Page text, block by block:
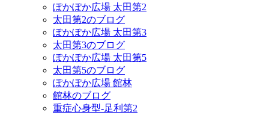
ぽかぽか広場 太田第2
太田第2のブログ
ぽかぽか広場 太田第3
太田第3のブログ
ぽかぽか広場 太田第5
太田第5のブログ
ぽかぽか広場 館林
館林のブログ
重症心身型-足利第2